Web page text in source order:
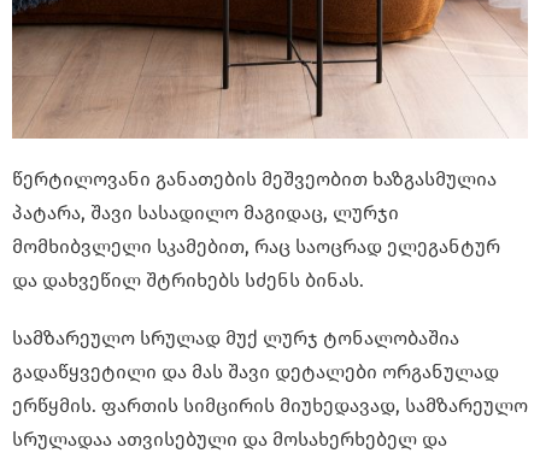
წერტილოვანი განათების მეშვეობით ხაზგასმულია
პატარა, შავი სასადილო მაგიდაც, ლურჯი
მომხიბვლელი სკამებით, რაც საოცრად ელეგანტურ
და დახვეწილ შტრიხებს სძენს ბინას.
სამზარეულო სრულად მუქ ლურჯ ტონალობაშია
გადაწყვეტილი და მას შავი დეტალები ორგანულად
ერწყმის. ფართის სიმცირის მიუხედავად, სამზარეულო
სრულადაა ათვისებული და მოსახერხებელ და